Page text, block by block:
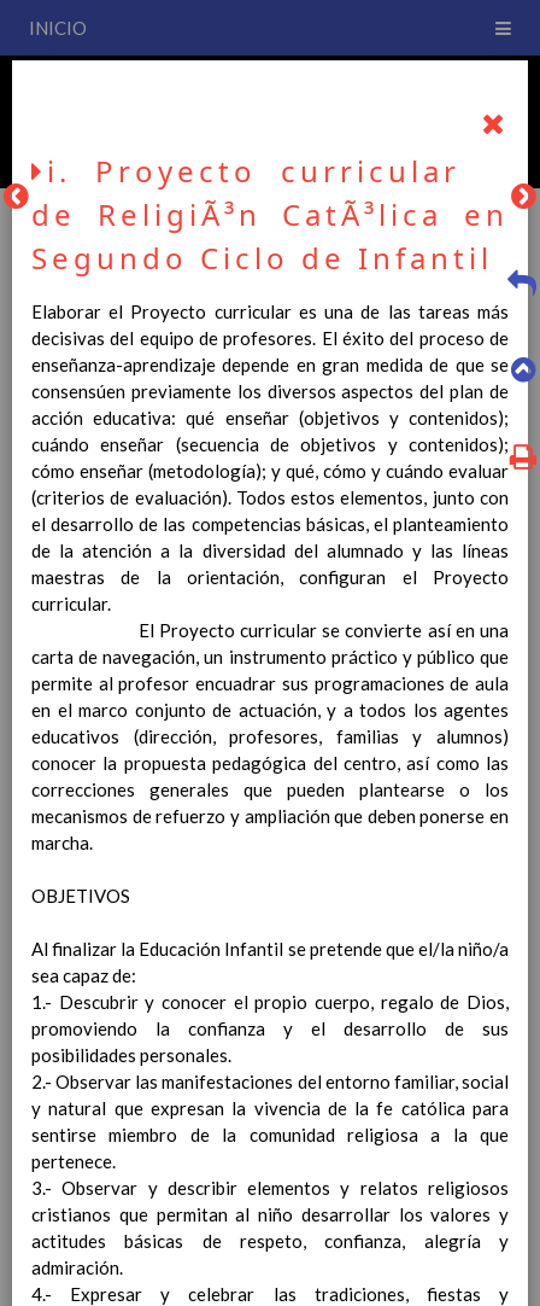
INICIO
PLAN DE CENTRO
La entrada en vigor del Real Decreto 126/2014, de 28 de
febrero, por el que se establece el currículo básico de la
Educación Primaria, se ha hecho necesario la revisión y
adecuación de nuestro Plan de Centro a esta normativa, el cual
usted podrá consultar desde este sitio web.
Esperamos que sea de su interés.
Contenido
IntroducciÃ³n
AnÃ¡lisis del Contexto
Proyecto Educativo
Marco Normativo
Objetivos propios para la mejora del rendimiento
escolar
LÃ­neas generales de actuaciÃ³n pedagÃ³gica
CoordinaciÃ³n y concreciÃ³n de los contenidos
curriculares, asÃ­ como el tratamiento transversal
enseÃ±anzas
noviembre 2019
Objetivos generales
Ãreas Curriculares
InterrelaciÃ³n de las inteligencias
mÃºltiples con los objetivos generales
y de Ã¡reas curriculares.
Competencias bÃ¡sicas
15 noviembre 2019
ProgramaciÃ³n y relaciÃ³n de los
elementos curriculares del 2Âº ciclo de
e. Infantil
15 noviembre 2019
EvaluaciÃ³n 15 noviembre 2019
InterrelaciÃ³n familiar-centro
educativo
AtenciÃ³n a la diversidad
15 noviembre
i. Proyecto curricular
de ReligiÃ³n CatÃ³lica en
Segundo Ciclo de Infantil
Elaborar el Proyecto curricular es una de las tareas más
decisivas del equipo de profesores. El éxito del proceso de
enseñanza-aprendizaje depende en gran medida de que se
consensúen previamente los diversos aspectos del plan de
acción educativa: qué enseñar (objetivos y contenidos);
cuándo enseñar (secuencia de objetivos y contenidos);
cómo enseñar (metodología); y qué, cómo y cuándo evaluar
(criterios de evaluación). Todos estos elementos, junto con
el desarrollo de las competencias básicas, el planteamiento
de la atención a la diversidad del alumnado y las líneas
maestras de la orientación, configuran el Proyecto
curricular.
El Proyecto curricular se convierte así en una
carta de navegación, un instrumento práctico y público que
permite al profesor encuadrar sus programaciones de aula
en el marco conjunto de actuación, y a todos los agentes
educativos (dirección, profesores, familias y alumnos)
conocer la propuesta pedagógica del centro, así como las
correcciones generales que pueden plantearse o los
mecanismos de refuerzo y ampliación que deben ponerse en
marcha.
OBJETIVOS
Al finalizar la Educación Infantil se pretende que el/la niño/a
sea capaz de:
1.- Descubrir y conocer el propio cuerpo, regalo de Dios,
promoviendo la confianza y el desarrollo de sus
posibilidades personales.
2.- Observar las manifestaciones del entorno familiar, social
y natural que expresan la vivencia de la fe católica para
sentirse miembro de la comunidad religiosa a la que
pertenece.
3.- Observar y describir elementos y relatos religiosos
cristianos que permitan al niño desarrollar los valores y
actitudes básicas de respeto, confianza, alegría y
admiración.
4.- Expresar y celebrar las tradiciones, fiestas y